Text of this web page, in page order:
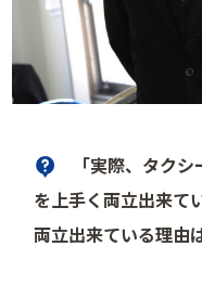
「実際、タク
を上手く両立出来て
両立出来ている理由